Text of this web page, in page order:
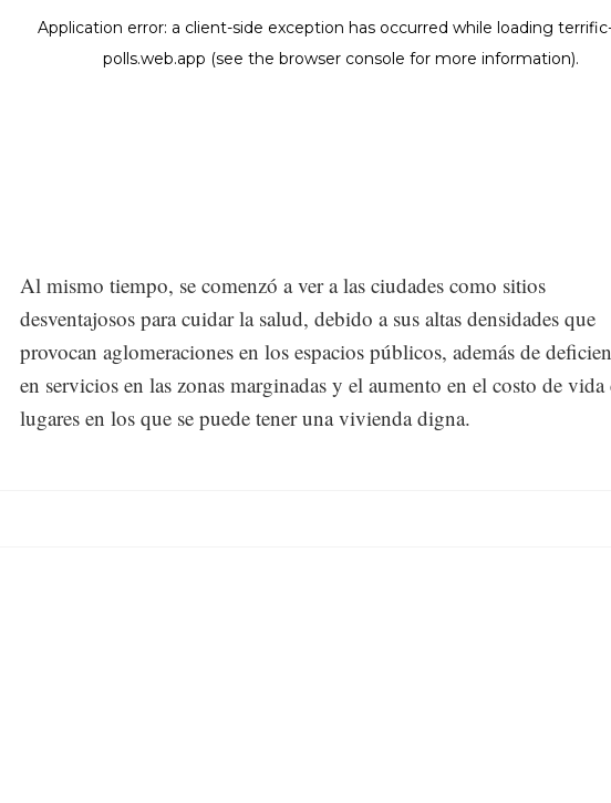
Al mismo tiempo, se comenzó a ver a las ciudades como sitios
desventajosos para cuidar la salud, debido a sus altas densidades que
provocan aglomeraciones en los espacios públicos, además de
en servicios en las zonas marginadas y el aumento en el costo de vida
lugares en los que se puede tener una vivienda digna.